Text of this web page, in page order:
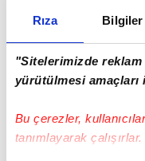
Rıza Bilgiler
"Sitelerimizde
yürütülmesi amaçları
Bu çerezler,
tanımlayarak çalışırlar.